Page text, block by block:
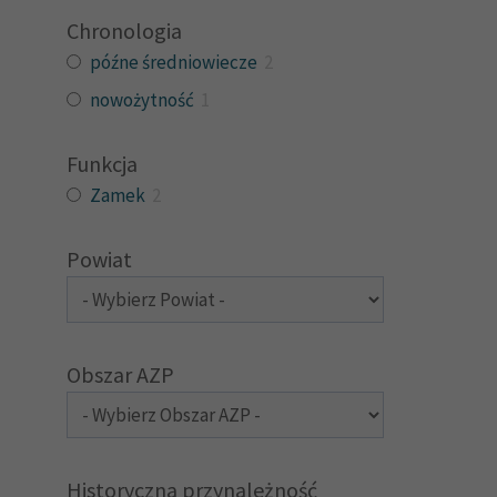
Chronologia
późne średniowiecze
nowożytność
Funkcja
Zamek
Powiat
Obszar AZP
Historyczna przynależność